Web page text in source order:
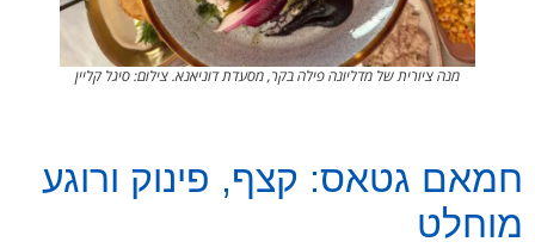
מנה ציורית של מדליונה פילה בקר, מסעדת דוניאנא. צילום: סיגל קליין
חמאם גטאס: קצף, פינוק ורוגע
מוחלט